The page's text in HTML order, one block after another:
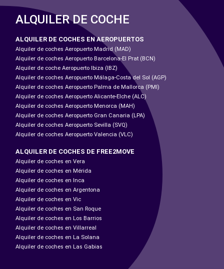
ALQUILER DE COCHE
ALQUILER DE COCHES EN AEROPUERTOS
Alquiler de coches Aeropuerto Madrid (MAD)
Alquiler de coches Aeropuerto Barcelona-El Prat (BCN)
Alquiler de coche Aeropuerto Ibiza (IBZ)
Alquiler de coches Aeropuerto Málaga-Costa del Sol (AGP)
Alquiler de coches Aeropuerto Palma de Mallorca (PMI)
Alquiler de coches Aeropuerto Alicante-Elche (ALC)
Alquiler de coches Aeropuerto Menorca (MAH)
Alquiler de coches Aeropuerto Gran Canaria (LPA)
Alquiler de coches Aeropuerto Sevilla (SVQ)
Alquiler de coches Aeropuerto Valencia (VLC)
ALQUILER DE COCHES DE FREE2MOVE
Alquiler de coches en Vera
Alquiler de coches en Mérida
Alquiler de coches en Inca
Alquiler de coches en Argentona
Alquiler de coches en Vic
Alquiler de coches en San Roque
Alquiler de coches en Los Barrios
Alquiler de coches en Villarreal
Alquiler de coches en La Solana
Alquiler de coches en Las Gabias